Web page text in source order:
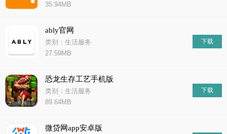
35.94MB
ably官网
类别：生活服务
27.59MB
下载
恐龙生存工艺手机版
类别：生活服务
89.64MB
下载
微贷网app安卓版